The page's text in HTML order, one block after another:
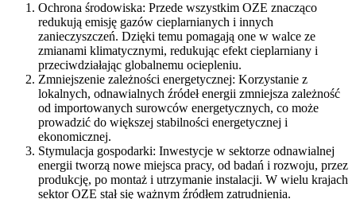
Ochrona środowiska: Przede wszystkim OZE znacząco
redukują emisję gazów cieplarnianych i innych
zanieczyszczeń. Dzięki temu pomagają one w walce ze
zmianami klimatycznymi, redukując efekt cieplarniany i
przeciwdziałając globalnemu ociepleniu.
Zmniejszenie zależności energetycznej: Korzystanie z
lokalnych, odnawialnych źródeł energii zmniejsza zależność
od importowanych surowców energetycznych, co może
prowadzić do większej stabilności energetycznej i
ekonomicznej.
Stymulacja gospodarki: Inwestycje w sektorze odnawialnej
energii tworzą nowe miejsca pracy, od badań i rozwoju, przez
produkcję, po montaż i utrzymanie instalacji. W wielu krajach
sektor OZE stał się ważnym źródłem zatrudnienia.